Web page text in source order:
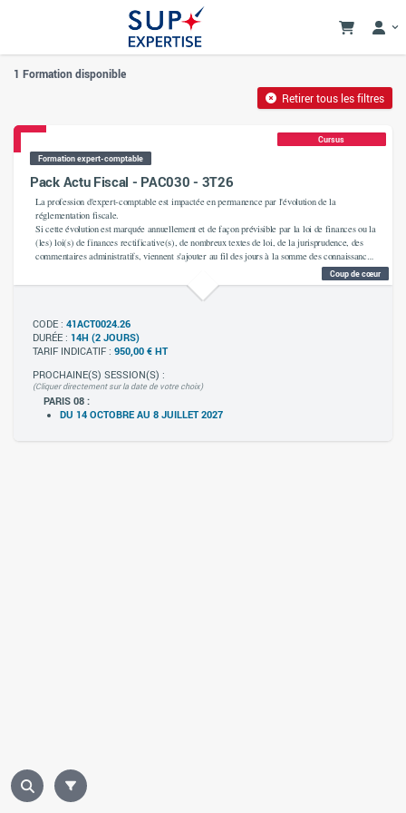
1 Formation disponible
Retirer tous les filtres
Coup de cœur
Formation expert-comptable
Pack Actu Fiscal - PAC030 - 3T26
La profession d'expert-comptable est impactée en permanence par l'évolution de la
réglementation fiscale.
Si cette évolution est marquée annuellement et de façon prévisible par la loi de finances ou la
(les) loi(s) de finances rectificative(s), de nombreux textes de loi, de la jurisprudence, des
commentaires administratifs, viennent s'ajouter au fil des jours à la somme des connaissances
que le professionnel de l'expertise comptable se doit de mettre à jour pour exercer en toute
connaissance son devoir de conseil.
Par essence non prévisible, car la matière est évolutive et se nourrit de l'actualité, cette
nouveautés du trimestre précédent.
Cursus
CODE : 41ACT0024.26
DURÉE : 14H (2 JOURS)
TARIF INDICATIF : 950,00 € HT
PROCHAINE(S) SESSION(S) :
(Cliquer directement sur la date de votre choix)
PARIS 08 :
DU 14 OCTOBRE AU 8 JUILLET 2027